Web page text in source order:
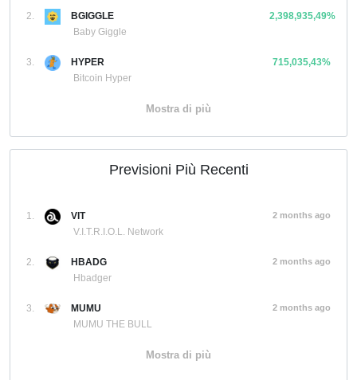
2.
BGIGGLE
Baby Giggle
2,398,935,49%
3.
HYPER
Bitcoin Hyper
715,035,43%
Mostra di più
Previsioni Più Recenti
1.
VIT
V.I.T.R.I.O.L. Network
2 months ago
2.
HBADG
Hbadger
2 months ago
3.
MUMU
MUMU THE BULL
2 months ago
Mostra di più